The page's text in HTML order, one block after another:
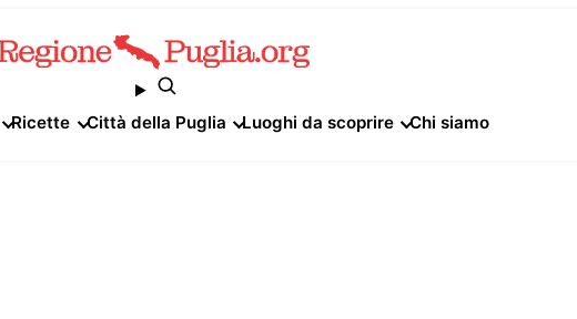
Ricette Città della Puglia Luoghi da scoprire Chi siamo